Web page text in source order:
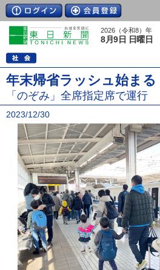
2026（令和8）年
8月9日 日曜日
年末帰省ラッシュ始まる
「のぞみ」全席指定席で運行
2023/12/30